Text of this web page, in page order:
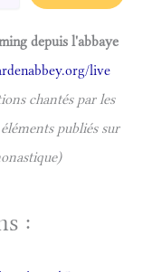
depuis l'abbaye
live
chantés par les
publiés sur
: